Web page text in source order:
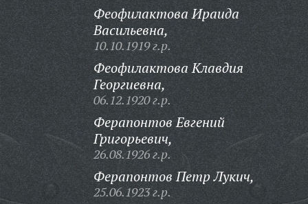
Феофилактова Ираида
Васильевна,
10.10.1919 г.р.
Феофилактова Клавдия
Георгиевна,
06.12.1920 г.р.
Ферапонтов Евгений
Григорьевич,
26.08.1926 г.р.
Ферапонтов Петр Лукич,
25.06.1923 г.р.